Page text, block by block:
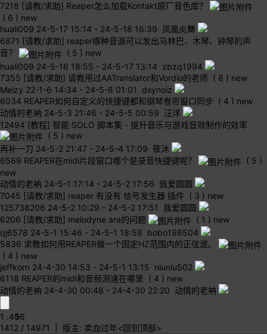
7218 [请教/求助] Reaper怎么加载Kontakt原厂音色库？
( 6 ) new
huali009 24-5-17 15:14 - 24-5-18 16:39 凤凰炎舞
6871 [请教/求助] reaper哪种音源可以发出马林巴、木琴、钟琴的声
音？
( 5 ) new
huali009 24-5-16 18:55 - 24-5-17 13:14 zbzq1994
7355 [请教/求助] 请教用过AATranslator和Vordio的老师 ( 8 ) new
Meizy 22-1-6 14:34 - 24-5-8 01:01 dsynoiz
6034 REAPER如何自定义的快捷键都和钢琴卷帘窗口同步 ( 4 ) new
动情的老衲 24-5-3 21:46 - 24-5-5 00:59 汪洋
12494 [教程] 智能 SOLO 脚本集 - 提升音乐与游戏音效制作的效率
( 5 ) new
再补一刀 24-5-2 21:47 - 24-5-4 17:09 筱沐
6569 REAPER在midi片段窗口哪个是录音快捷键呢？
( 5 )
new
动情的老衲 24-5-1 17:14 - 24-5-2 17:56 我爱圆圆
7045 [请教/求助] reaper 有没有 信号发生器 插件 ( 3 ) new
125738206 24-5-2 10:29 - 24-5-2 17:51 我爱圆圆
6206 [请教/求助] melodyne ara的问题 ( 1 ) new
qj6578 24-5-1 15:46 - 24-5-1 18:59 bobo198504
5836 求教如何用REAPER做一个固定HZ范围内的正弦波。
( 4 ) new
jeffkorn 24-4-30 14:53 - 24-5-1 13:15 niuniu502
6118 REAPER的midi和音频测速在哪里 ( 4 ) new
动情的老衲 24-4-30 00:48 - 24-4-30 22:20 动情的老衲
1 .456
1412 / 14971
| 版主: 卖血过年<回到顶部>